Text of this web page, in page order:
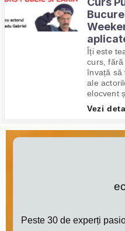
Îți este
curs,
învață să
ale
elocvent
Vezi
Peste 30 de experți